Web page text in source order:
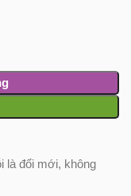
là đổi mới, không